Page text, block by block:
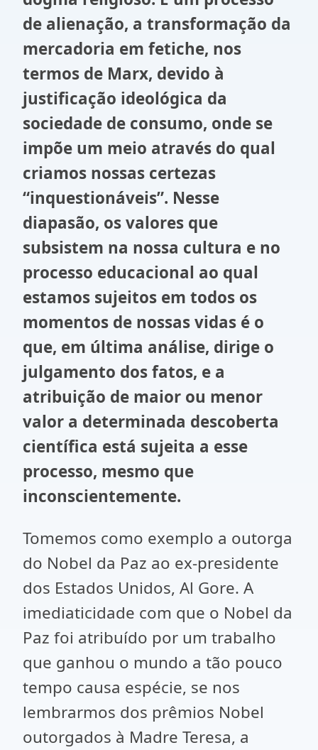
de alienação, a transformação da
mercadoria em fetiche, nos
termos de Marx, devido à
justificação ideológica da
sociedade de consumo, onde se
impõe um meio através do qual
criamos nossas certezas
“inquestionáveis”. Nesse
diapasão, os valores que
subsistem na nossa cultura e no
processo educacional ao qual
estamos sujeitos em todos os
momentos de nossas vidas é o
que, em última análise, dirige o
julgamento dos fatos, e a
atribuição de maior ou menor
valor a determinada descoberta
científica está sujeita a esse
processo, mesmo que
inconscientemente.
Tomemos como exemplo a outorga
do Nobel da Paz ao ex-presidente
dos Estados Unidos, Al Gore. A
imediaticidade com que o Nobel da
Paz foi atribuído por um trabalho
que ganhou o mundo a tão pouco
tempo causa espécie, se nos
lembrarmos dos prêmios Nobel
outorgados à Madre Teresa, a